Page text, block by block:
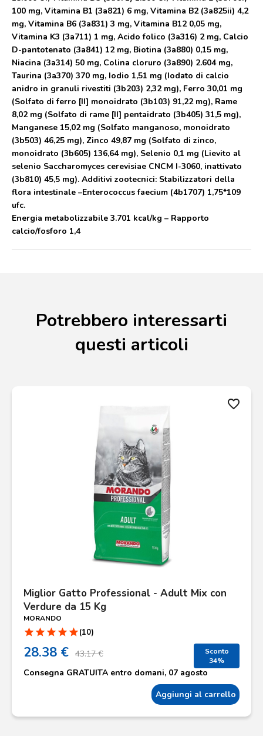
100 mg, Vitamina B1 (3a821) 6 mg, Vitamina B2 (3a825ii) 4,2
mg, Vitamina B6 (3a831) 3 mg, Vitamina B12 0,05 mg,
Vitamina K3 (3a711) 1 mg, Acido folico (3a316) 2 mg, Calcio
D-pantotenato (3a841) 12 mg, Biotina (3a880) 0,15 mg,
Niacina (3a314) 50 mg, Colina cloruro (3a890) 2.604 mg,
Taurina (3a370) 370 mg, Iodio 1,51 mg (Iodato di calcio
anidro in granuli rivestiti (3b203) 2,32 mg), Ferro 30,01 mg
(Solfato di ferro [II] monoidrato (3b103) 91,22 mg), Rame
8,02 mg (Solfato di rame [II] pentaidrato (3b405) 31,5 mg),
Manganese 15,02 mg (Solfato manganoso, monoidrato
(3b503) 46,25 mg), Zinco 49,87 mg (Solfato di zinco,
monoidrato (3b605) 136,64 mg), Selenio 0,1 mg (Lievito al
selenio Saccharomyces cerevisiae CNCM I-3060, inattivato
(3b810) 45,5 mg). Additivi zootecnici: Stabilizzatori della
flora intestinale –Enterococcus faecium (4b1707) 1,75*109
ufc.
Energia metabolizzabile 3.701 kcal/kg – Rapporto
calcio/fosforo 1,4
Potrebbero interessarti
questi articoli
favorite_border
Miglior Gatto Professional - Adult Mix con
Verdure da 15 Kg
MORANDO
star star star star star(10)
28.38 € 43.17 €
Sconto
34%
Consegna GRATUITA entro domani, 07 agosto
Aggiungi al carrello